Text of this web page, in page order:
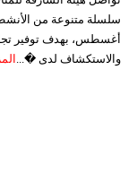
سلسلة متنوعة من
أغسطس، بهدف توفير
والاستكشاف لدى �...